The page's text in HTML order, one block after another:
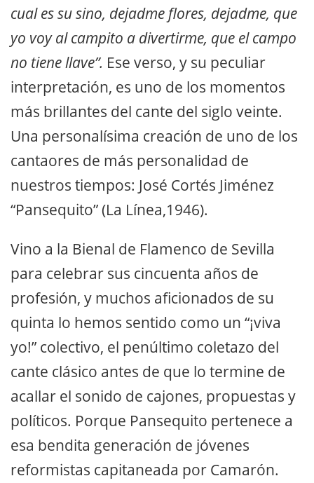
cual es su sino, dejadme flores, dejadme, que
yo voy al campito a divertirme, que el campo
no tiene llave”. Ese verso, y su peculiar
interpretación, es uno de los momentos
más brillantes del cante del siglo veinte.
Una personalísima creación de uno de los
cantaores de más personalidad de
nuestros tiempos: José Cortés Jiménez
“Pansequito” (La Línea,1946).
Vino a la Bienal de Flamenco de Sevilla
para celebrar sus cincuenta años de
profesión, y muchos aficionados de su
quinta lo hemos sentido como un “¡viva
yo!” colectivo, el penúltimo coletazo del
cante clásico antes de que lo termine de
acallar el sonido de cajones, propuestas y
políticos. Porque Pansequito pertenece a
esa bendita generación de jóvenes
reformistas capitaneada por Camarón.